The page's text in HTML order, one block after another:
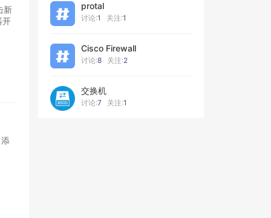
新
开
protal
讨论:1 关注:1
Cisco Firewall
讨论:8 关注:2
交换机
讨论:7 关注:1